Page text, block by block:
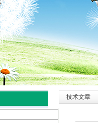
技术文章